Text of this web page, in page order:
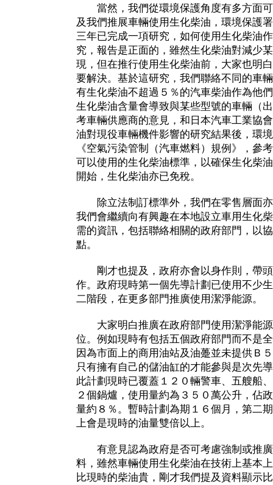
當然，我們從環境保護角度有多方面可
及我們推展車輛使用生化柴油，環境保護
三年已完成一項研究，如何使用生化柴油
究，報告是正面的，雖然生化柴油對減少
現，但在推行使用生化柴油前，大家也明
要解決。基於這研究，我們聯絡不同的車
有生化柴油不超過５％的汽車柴油作為他
生化柴油含量會導致與某些型號的車輛（
考車輛供應商的意見，和日本汽車工業協
油對現役車輛機件影響的研究結果後，環
《空氣污染管制（汽車燃料）規例》，參
可以使用的生化柴油標準，以確保生化柴
開始，生化柴油亦已免稅。
除立法制訂標準外，我們在零售層面亦
我們會繼續向有興趣在本地設立車用生化
需的資訊，包括聯絡相關的政府部門，以
點。
剛才也提及，政府亦會以身作則，帶頭
作。政府現時第一個先導計劃已使用不少
二階段，在更多部門推廣使用潔淨能源。
大家明白推廣在政府部門使用潔淨能源
位。例如現時有包括五個政府部門而不是
因為市面上的商用油站及油躉並未提供Ｂ
只有擁有自己的儲油缸的才能參與是次先
此計劃現時已覆蓋１２０輛警車、五艘船
２個鍋爐，使用量約為３５０萬公升，佔
量約８％。暫時計劃為期１６個月，第二
上會是現時的油量雙倍以上。
有意見認為政府是否可考慮強制或推廣
料，雖然車輛使用生化柴油在技術上基本
比現時的柴油貴，剛才我們提及資料顯示